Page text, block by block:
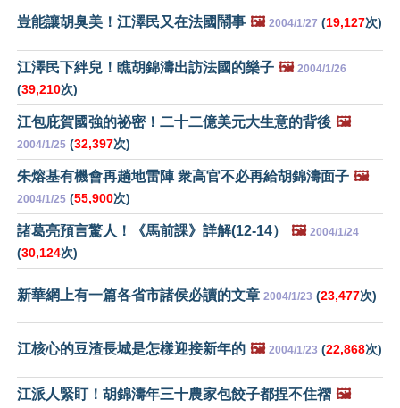
豈能讓胡臭美！江澤民又在法國鬧事 🖼️ 2004/1/27 (19,127次)
江澤民下絆兒！瞧胡錦濤出訪法國的樂子 🖼️ 2004/1/26
(39,210次)
江包庇賀國強的祕密！二十二億美元大生意的背後 🖼️
2004/1/25 (32,397次)
朱熔基有機會再趟地雷陣 衆高官不必再給胡錦濤面子 🖼️
2004/1/25 (55,900次)
諸葛亮預言驚人！《馬前課》詳解(12-14） 🖼️ 2004/1/24
(30,124次)
新華網上有一篇各省市諸侯必讀的文章 2004/1/23 (23,477次)
江核心的豆渣長城是怎樣迎接新年的 🖼️ 2004/1/23 (22,868次)
江派人緊盯！胡錦濤年三十農家包餃子都捏不住褶 🖼️